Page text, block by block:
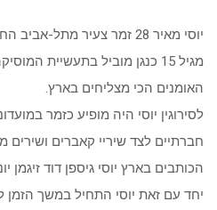
יוסי מאיר 28 זמר צעיר מתל-
מגיל 15 כנגן מוביל בתעשיית
האומנים הכי מצליחים בארץ.
לסירוגין יוסי היה מופיע כזמר
חברתיים לצד שיריי קאברים ושירים
הכותבים בארץ יוסי גיספן דוד זיגמן
יחד עם זאת יוסי התחיל במשך הזמן